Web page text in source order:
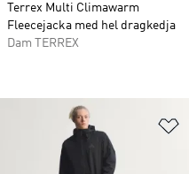
Terrex Multi Climawarm
Fleecejacka med hel dragkedja
Dam TERREX